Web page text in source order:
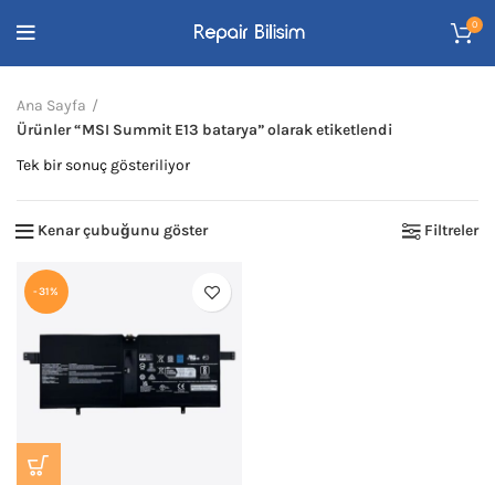
0
Ana Sayfa
Ürünler “MSI Summit E13 batarya” olarak etiketlendi
Tek bir sonuç gösteriliyor
Kenar çubuğunu göster Filtreler
-31%